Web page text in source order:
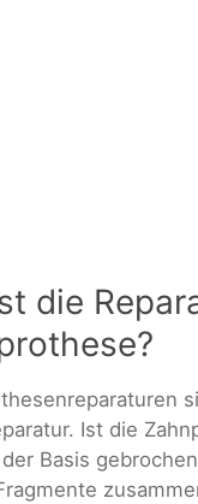
die
Ist die
Basis